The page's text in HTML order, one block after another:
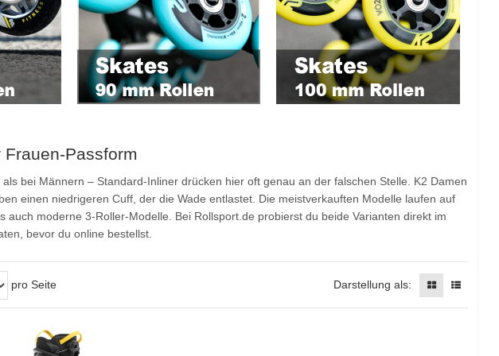
Passform
bei Männern – Standard-Inliner drücken hier oft genau an der falschen Stelle. K2 Damen
einen niedrigeren Cuff, der die Wade entlastet. Die meistverkauften Modelle laufen auf
moderne 3-Roller-Modelle. Bei Rollsport.de probierst du beide Varianten direkt im
bevor du online bestellst.
pro Seite Darstellung als: